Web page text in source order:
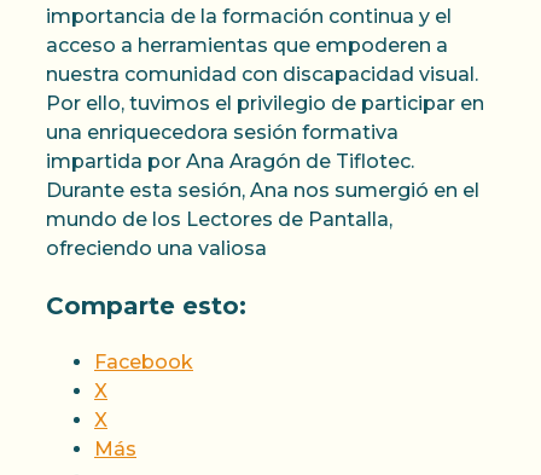
importancia de la formación continua y el
acceso a herramientas que empoderen a
nuestra comunidad con discapacidad visual.
Por ello, tuvimos el privilegio de participar en
una enriquecedora sesión formativa
impartida por Ana Aragón de Tiflotec.
Durante esta sesión, Ana nos sumergió en el
mundo de los Lectores de Pantalla,
ofreciendo una valiosa
Comparte esto:
Facebook
X
X
Más